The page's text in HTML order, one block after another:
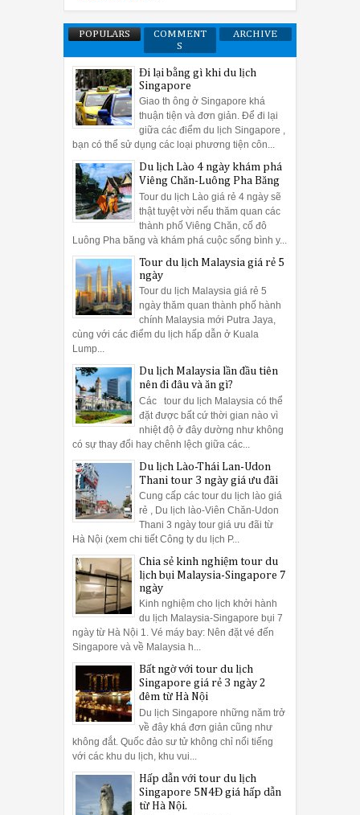
POPULARS
COMMENT
S
ARCHIVE
Đi lại bằng gì khi du lịch
Singapore
Giao th ông ở Singapore khá
thuận tiện và đơn giản. Để đi lại
giữa các điểm du lịch Singapore ,
bạn có thể sử dụng các loại phương tiện côn...
Du lịch Lào 4 ngày khám phá
Viêng Chăn-Luông Pha Băng
Tour du lịch Lào giá rẻ 4 ngày sẽ
thật tuyệt vời nếu thăm quan các
thành phố Viêng Chăn, cố đô
Luông Pha băng và khám phá cuộc sống bình y...
Tour du lịch Malaysia giá rẻ 5
ngày
Tour du lịch Malaysia giá rẻ 5
ngày thăm quan thành phố hành
chính Malaysia mới Putra Jaya,
cùng với các điểm du lịch hấp dẫn ở Kuala
Lump...
Du lịch Malaysia lần đầu tiên
nên đi đâu và ăn gì?
Các tour du lịch Malaysia có thể
đặt được bất cứ thời gian nào vì
nhiệt độ ở đây dường như không
có sự thay đổi hay chênh lệch giữa các...
Du lịch Lào-Thái Lan-Udon
Thani tour 3 ngày giá ưu đãi
Cung cấp các tour du lịch lào giá
rẻ , Du lịch lào-Viên Chăn-Udon
Thani 3 ngày tour giá ưu đãi từ
Hà Nội (xem chi tiết Công ty du lịch P...
Chia sẻ kinh nghiệm tour du
lịch bụi Malaysia-Singapore 7
ngày
Kinh nghiệm cho lịch khởi hành
du lịch Malaysia-Singapore bụi 7
ngày từ Hà Nội 1. Vé máy bay: Nên đặt vé đến
Singapore và về Malaysia h...
Bất ngờ với tour du lịch
Singapore giá rẻ 3 ngày 2
đêm từ Hà Nội
Du lịch Singapore những năm trở
về đây khá đơn giản cũng như
không đắt. Quốc đảo sư tử không chỉ nổi tiếng
với các khu du lịch, khu vui...
Hấp dẫn với tour du lịch
Singapore 5N4Đ giá hấp dẫn
từ Hà Nội.